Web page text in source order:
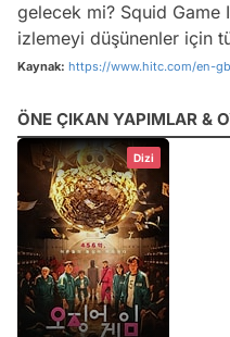
gelecek mi? Squid Game
izlemeyi düşünenler için
Kaynak: https://www.hitc.com/en-
ÖNE ÇIKAN YAPIMLAR &
Dizi